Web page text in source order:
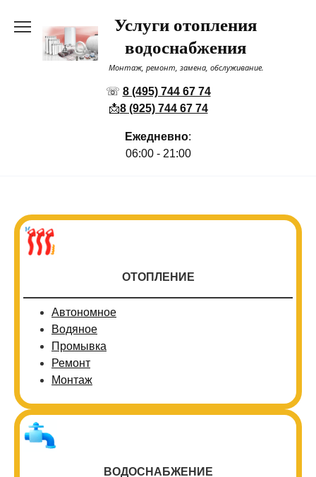
содержанию
Услуги отопления
водоснабжения
Монтаж, ремонт, замена, обслуживание.
☏ 8 (495) 744 67 74
📩8 (925) 744 67 74
Ежедневно:
06:00 - 21:00
ОТОПЛЕНИЕ
Автономное
Водяное
Промывка
Ремонт
Монтаж
ВОДОСНАБЖЕНИЕ